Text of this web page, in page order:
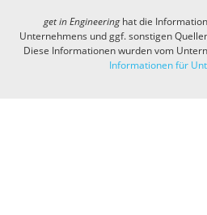
get in Engineeringhat die
Unternehmens und ggf. sonstigen
Diese Informationen wurden vom
Informationen für